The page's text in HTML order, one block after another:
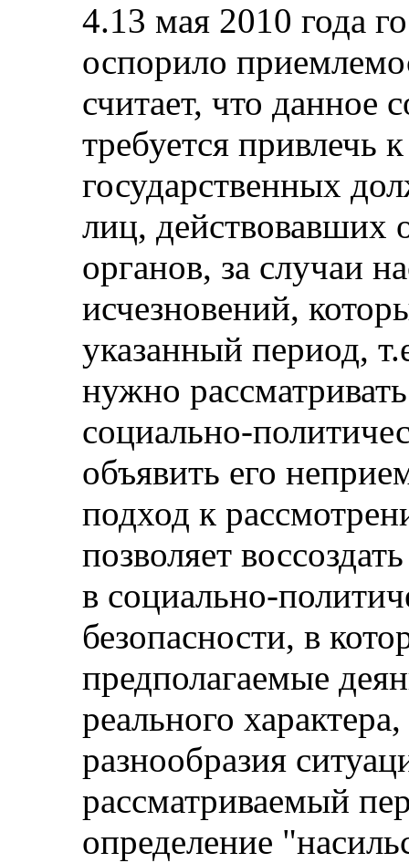
4.13 мая 2010 года
оспорило
считает, что данное
требуется привлечь
государственных
лиц, действовавших
органов, за случаи
исчезновений,
указанный период,
нужно
социально-
объявить его
подход к
позволяет
в социально-
безопасности, в
предполагаемые
реального
разнообразия
рассматриваемый
определение